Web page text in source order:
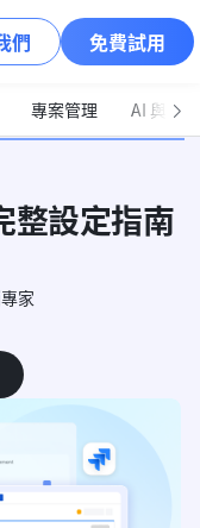
們 免費試用
專案管理 AI 與自
整設定指南
家